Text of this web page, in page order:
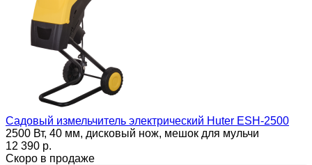
Садовый измельчитель электрический Huter ESH-2500
2500 Вт, 40 мм, дисковый нож, мешок для мульчи
12 390 p.
Скоро в продаже